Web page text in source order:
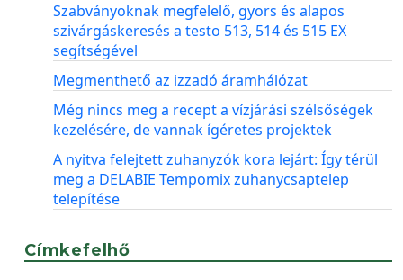
Szabványoknak megfelelő, gyors és alapos
szivárgáskeresés a testo 513, 514 és 515 EX
segítségével
Megmenthető az izzadó áramhálózat
Még nincs meg a recept a vízjárási szélsőségek
kezelésére, de vannak ígéretes projektek
A nyitva felejtett zuhanyzók kora lejárt: Így térül
meg a DELABIE Tempomix zuhanycsaptelep
telepítése
Címkefelhő